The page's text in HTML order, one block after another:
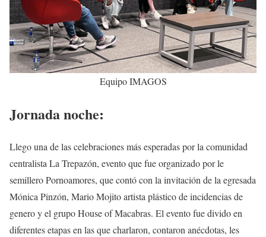
Equipo IMAGOS
Jornada noche:
Llego una de las celebraciones más esperadas por la comunidad
centralista La Trepazón, evento que fue organizado por le
semillero Pornoamores, que contó con la invitación de la egresada
Mónica Pinzón, Mario Mojito artista plástico de incidencias de
genero y el grupo House of Macabras. El evento fue divido en
diferentes etapas en las que charlaron, contaron anécdotas, les